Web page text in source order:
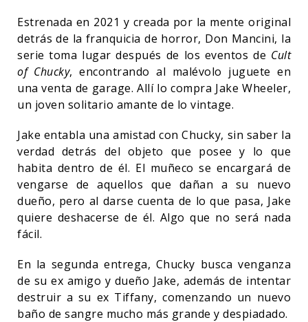
Estrenada en 2021 y creada por la mente original
detrás de la franquicia de horror, Don Mancini, la
serie toma lugar después de los eventos de Cult
of Chucky, encontrando al malévolo juguete en
una venta de garage. Allí lo compra Jake Wheeler,
un joven solitario amante de lo vintage.
Jake entabla una amistad con Chucky, sin saber la
verdad detrás del objeto que posee y lo que
habita dentro de él. El muñeco se encargará de
vengarse de aquellos que dañan a su nuevo
dueño, pero al darse cuenta de lo que pasa, Jake
quiere deshacerse de él. Algo que no será nada
fácil.
En la segunda entrega, Chucky busca venganza
de su ex amigo y dueño Jake, además de intentar
destruir a su ex Tiffany, comenzando un nuevo
baño de sangre mucho más grande y despiadado.